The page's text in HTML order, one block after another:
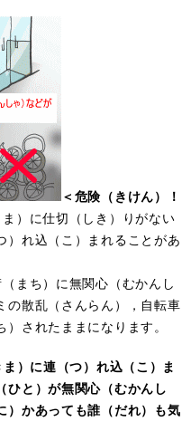
＜危険（きけん）！
）に仕切（しき）りがない
）れ込（こ）まれることがあ
まち）に無関心（むかんし
の散乱（さんらん），自転車
）されたままになります。
）に連（つ）れ込（こ）ま
ひと）が無関心（むかんし
）かあっても誰（だれ）も気